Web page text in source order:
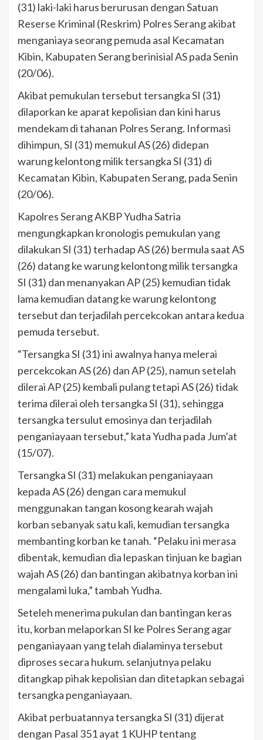
(31) laki-laki harus berurusan dengan Satuan
Reserse Kriminal (Reskrim) Polres Serang akibat
menganiaya seorang pemuda asal Kecamatan
Kibin, Kabupaten Serang berinisial AS pada Senin
(20/06).
Akibat pemukulan tersebut tersangka SI (31)
dilaporkan ke aparat kepolisian dan kini harus
mendekam di tahanan Polres Serang. Informasi
dihimpun, SI (31) memukul AS (26) didepan
warung kelontong milik tersangka SI (31) di
Kecamatan Kibin, Kabupaten Serang, pada Senin
(20/06).
Kapolres Serang AKBP Yudha Satria
mengungkapkan kronologis pemukulan yang
dilakukan SI (31) terhadap AS (26) bermula saat AS
(26) datang ke warung kelontong milik tersangka
SI (31) dan menanyakan AP (25) kemudian tidak
lama kemudian datang ke warung kelontong
tersebut dan terjadilah percekcokan antara kedua
pemuda tersebut.
“Tersangka SI (31) ini awalnya hanya melerai
percekcokan AS (26) dan AP (25), namun setelah
dilerai AP (25) kembali pulang tetapi AS (26) tidak
terima dilerai oleh tersangka SI (31), sehingga
tersangka tersulut emosinya dan terjadilah
penganiayaan tersebut,” kata Yudha pada Jum’at
(15/07).
Tersangka SI (31) melakukan penganiayaan
kepada AS (26) dengan cara memukul
menggunakan tangan kosong kearah wajah
korban sebanyak satu kali, kemudian tersangka
membanting korban ke tanah. “Pelaku ini merasa
dibentak, kemudian dia lepaskan tinjuan ke bagian
wajah AS (26) dan bantingan akibatnya korban ini
mengalami luka,” tambah Yudha.
Seteleh menerima pukulan dan bantingan keras
itu, korban melaporkan SI ke Polres Serang agar
penganiayaan yang telah dialaminya tersebut
diproses secara hukum. selanjutnya pelaku
ditangkap pihak kepolisian dan ditetapkan sebagai
tersangka penganiayaan.
Akibat perbuatannya tersangka SI (31) dijerat
dengan Pasal 351 ayat 1 KUHP tentang